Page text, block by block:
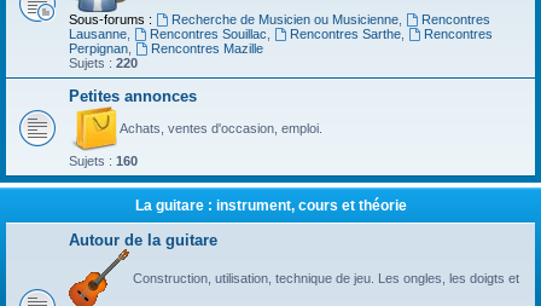
Sous-forums : Recherche de Musicien ou Musicienne,
Rencontres
Lausanne
Rencontres Souillac Rencontres Sarthe,
Rencontres
Perpignan
Rencontres Mazille
Sujets : 220
Petites annonces
Achats, ventes d'occasion, emploi.
Sujets : 160
La guitare : instrument, cours et théorie
Autour de la guitare
Construction, utilisation, technique de jeu. Les ongles, les doigts et